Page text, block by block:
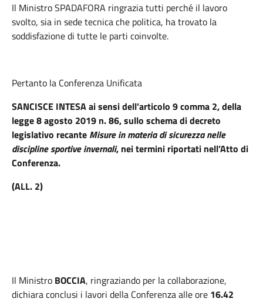
Il Ministro SPADAFORA ringrazia tutti perché il lavoro
svolto, sia in sede tecnica che politica, ha trovato la
soddisfazione di tutte le parti coinvolte.
Pertanto la Conferenza Unificata
SANCISCE INTESA ai sensi dell’articolo 9 comma 2, della
legge 8 agosto 2019 n. 86, sullo schema di decreto
legislativo recante Misure in materia di sicurezza nelle
discipline sportive invernali, nei termini riportati nell’Atto di
Conferenza.
(ALL. 2)
Il Ministro BOCCIA, ringraziando per la collaborazione,
dichiara conclusi i lavori della Conferenza alle ore 16.42